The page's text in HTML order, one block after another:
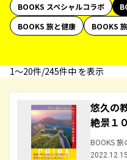
BOOKS スペシャルコラボ
BOOKS 旅と健康
BOOKS
1〜20件/245件中 を表示
悠久の
絶景１
BOOKS